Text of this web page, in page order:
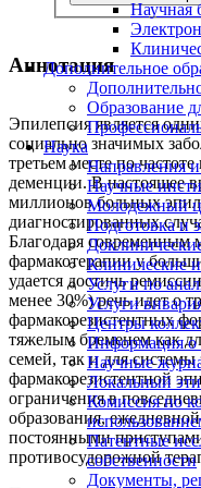
Научная
Дополнительное
Образование
Наука
Направления и
Научные
Молодежный
Подготовка и
Клинические
Услуги по
Услуги
Центры
Информация о
Научные
Локальный
Комиссия по
Патентные
собственности
Документы,
Аннотация
Эпилепсия является
социально значимых
третьем месте по
деменции. В настоящее
миллионов больных
диагностированных
Благодаря современным
фармакотерапии у
удается достичь
менее 30%) речь идет о
фармакорезистентных
тяжелым бременем как
семей, так и для
фармакорезистентной
ограничения в
образования,
постоянными
противосудорожной